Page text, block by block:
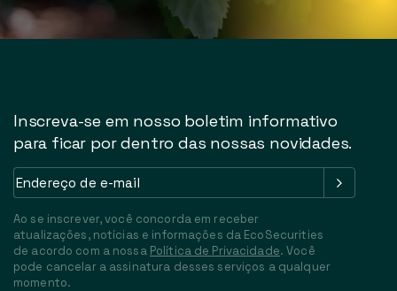
Inscreva-se em nosso boletim informativo
para ficar por dentro das nossas novidades.
Endereço
de
mail(Obrigatório)
Ao se inscrever, você concorda em receber
atualizações, notícias e informações da EcoSecurities
de acordo com a nossa Política de Privacidade. Você
pode cancelar a assinatura desses serviços a qualquer
momento.